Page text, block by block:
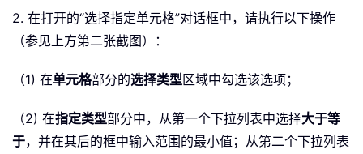
2. 在打开的“选择指定单元格”对话框中，请执行以下操作
（参见上方第二张截图）：
（1) 在单元格部分的选择类型区域中勾选该选项；
（2) 在指定类型部分中，从第一个下拉列表中选择大于等
于，并在其后的框中输入范围的最小值；从第二个下拉列表